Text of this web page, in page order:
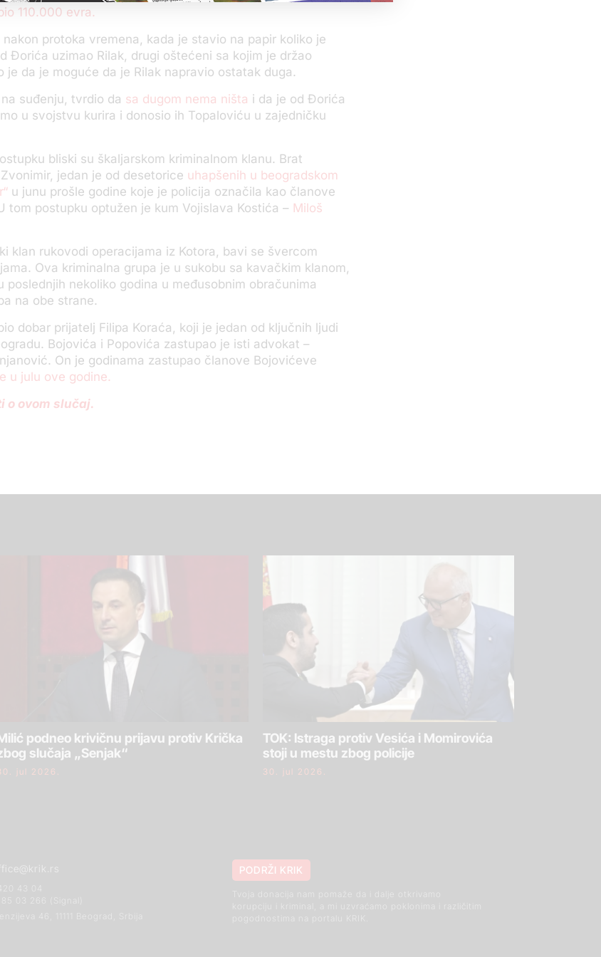
110.000 evra.
nakon protoka vremena, kada je stavio na papir koliko je
Đorića uzimao Rilak, drugi oštećeni sa kojim je držao
je da je moguće da je Rilak napravio ostatak duga.
suđenju, tvrdio da sa dugom nema ništa i da je od Đorića
u svojstvu kurira i donosio ih Topaloviću u zajedničku
bliski su škaljarskom kriminalnom klanu. Brat
jedan je od desetorice uhapšenih u beogradskom
u junu prošle godine koje je policija označila kao članove
tom postupku optužen je kum Vojislava Kostića – Miloš
klan rukovodi operacijama iz Kotora, bavi se švercom
Ova kriminalna grupa je u sukobu sa kavačkim klanom,
poslednjih nekoliko godina u međusobnim obračunima
na obe strane.
dobar prijatelj Filipa Koraća, koji je jedan od ključnih ljudi
Bojovića i Popovića zastupao je isti advokat –
On je godinama zastupao članove Bojovićeve
u julu ove godine.
o ovom slučaj.
podneo krivičnu prijavu protiv Krička
slučaja „Senjak“
jul 2026.
TOK: Istraga protiv Vesića i Momirovića
stoji u mestu zbog policije
30. jul 2026.
420 43 04
46, 11111 Beograd, Srbija
PODRŽI KRIK
Tvoja donacija nam pomaže da i dalje otkrivamo
korupciju i kriminal, a mi uzvraćamo poklonima i različitim
pogodnostima na portalu KRIK.